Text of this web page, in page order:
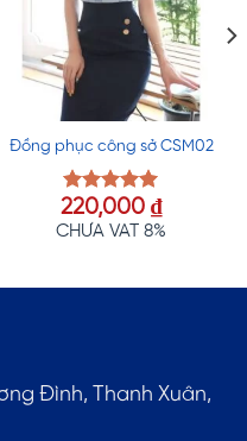
Đồng phục công sở CSM02
Được xếp
hạng5.00
220,000 ₫
CHƯA VAT 8%
Đình, Thanh Xuân,